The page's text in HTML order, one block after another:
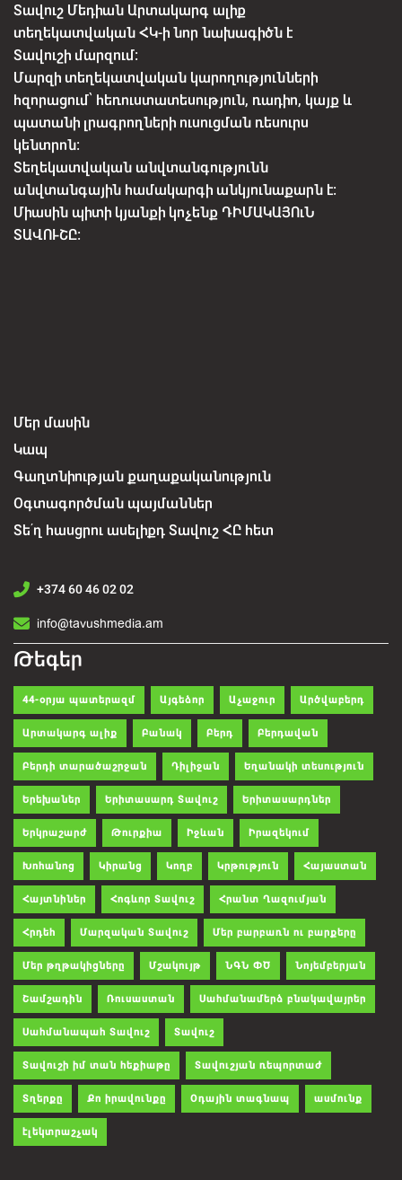
Տավուշ Մեդիան Արտակարգ ալիք
տեղեկատվական ՀԿ-ի նոր նախագիծն է
Տավուշի մարզում:
Մարզի տեղեկատվական կարողությունների
հզորացում՝ հեռուստատեսություն, ռադիո, կայք և
պատանի լրագրողների ուսուցման ռեսուրս
կենտրոն:
Տեղեկատվական անվտանգությունն
անվտանգային համակարգի անկյունաքարն է:
Միասին պիտի կյանքի կոչենք ԴԻՄԱԿԱՅՈւՆ
ՏԱՎՈՒՇԸ:
Մեր մասին
Կապ
Գաղտնիության քաղաքականություն
Օգտագործման պայմաններ
Տե՛ղ հասցրու ասելիքդ Տավուշ ՀԸ հետ
+374 60 46 02 02
info@tavushmedia.am
Թեգեր
44-օրյա պատերազմ Այգեձոր Աչաջուր Արծվաբերդ
Արտակարգ ալիք Բանակ Բերդ Բերդավան
Բերդի տարածաշրջան Դիլիջան Եղանակի տեսություն
Երեխաներ Երիտասարդ Տավուշ Երիտասարդներ
Երկրաշարժ Թուրքիա Իջևան Իրազեկում
Խոհանոց Կիրանց Կողբ Կրթություն Հայաստան
Հայտնիներ Հոգևոր Տավուշ Հրանտ Ղազումյան
Հրդեհ Մարզական Տավուշ Մեր բարբառն ու բարքերը
Մեր թղթակիցները Մշակույթ ՆԳՆ ՓԾ Նոյեմբերյան
Շամշադին Ռուսաստան Սահմանամերձ բնակավայրեր
Սահմանապահ Տավուշ Տավուշ
Տավուշի իմ տան հեքիաթը Տավուշյան ռեպորտաժ
Տղերքը Քո իրավունքը Օդային տագնապ ասմունք
էլեկտրաշչակ